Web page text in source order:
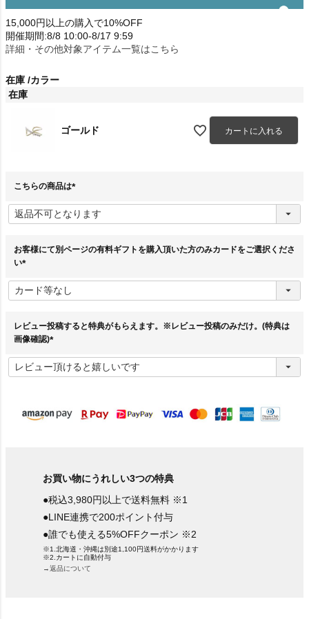
15,000円以上の購入で10%OFF
開催期間:8/8 10:00-8/17 9:59
詳細・その他対象アイテム一覧はこちら
在庫 カラー
在庫
ゴールド カートに入れる
こちらの商品は
必
須
お客様にて別ページの有料ギフトを購入頂いた方のみカードをご選択くださ
い
必
須
レビュー投稿すると特典がもらえます。※レビュー投稿のみだけ。(特典は
画像確認)
必
須
お買い物にうれしい3つの特典
●税込3,980円以上で送料無料 ※1
●LINE連携で200ポイント付与
●誰でも使える5%OFFクーポン ※2
※1.北海道・沖縄は別途1,100円送料がかかります
※2.カートに自動付与
→返品について